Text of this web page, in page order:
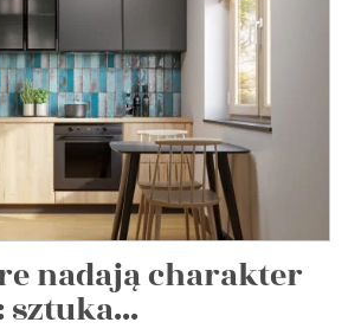
nadają charakter